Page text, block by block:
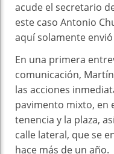
acude el secretario
este caso Antonio
aquí solamente
En una primera
comunicación,
las acciones
pavimento mixto, en
tenencia y la plaza,
calle lateral, que se
hace más de un año.